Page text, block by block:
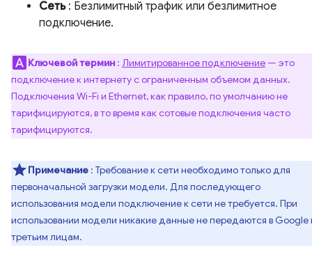
Сеть: Безлимитный трафик или безлимитное
подключение.
Ключевой термин : Лимитированное подключение — это
подключение к интернету с ограниченным объемом данных.
Подключения Wi-Fi и Ethernet, как правило, по умолчанию не
тарифицируются, в то время как сотовые подключения часто
тарифицируются.
Примечание : Требование к сети необходимо только для
первоначальной загрузки модели. Для последующего
использования модели подключение к сети не требуется. При
использовании модели никакие данные не передаются в Google
третьим лицам.